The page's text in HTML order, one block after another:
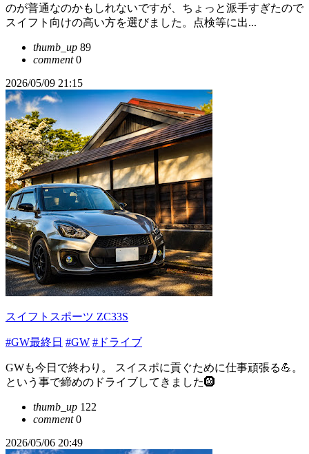
のが普通なのかもしれないですが、ちょっと派手すぎたので
スイフト向けの高い方を選びました。点検等に出...
thumb_up 89
comment0
2026/05/09 21:15
スイフトスポーツ ZC33S
#GW最終日 #GW #ドライブ
GWも今日で終わり。 スイスポに貢ぐために仕事頑張る💪。
という事で締めのドライブしてきました🛞
thumb_up 122
comment0
2026/05/06 20:49